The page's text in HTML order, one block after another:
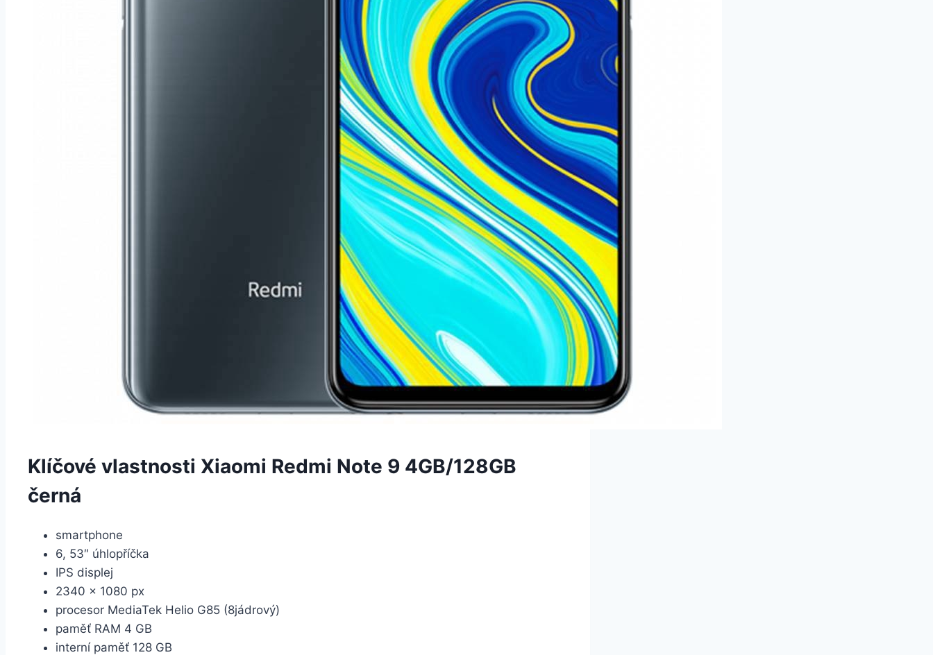
Klíčové vlastnosti Xiaomi Redmi Note 9 4GB/128GB
černá
smartphone
6, 53″ úhlopříčka
IPS displej
2340 × 1080 px
procesor MediaTek Helio G85 (8jádrový)
paměť RAM 4 GB
interní paměť 128 GB